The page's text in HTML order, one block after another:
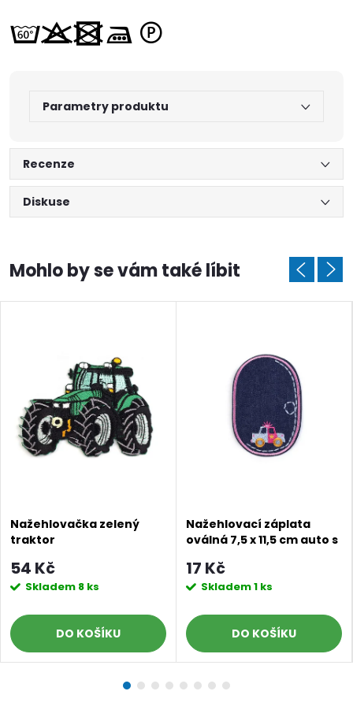
Parametry produktu
Recenze
Diskuse
Nažehlovačka zelený
traktor
54 Kč
Skladem 8 ks
DO KOŠÍKU
Nažehlovací záplata
oválná 7,5 x 11,5 cm auto s
17 Kč
Skladem1 ks
DO KOŠÍKU